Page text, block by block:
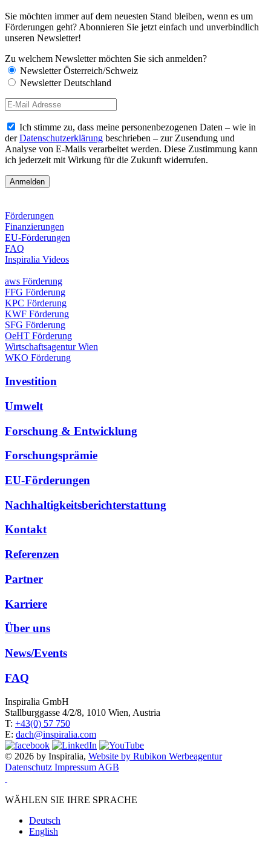
Sie möchten immer auf dem neuesten Stand bleiben, wenn es um
Förderungen geht? Abonnieren Sie jetzt einfach und unverbindlich
unseren Newsletter!
Zu welchem Newsletter möchten Sie sich anmelden?
Newsletter Österreich/Schweiz
Newsletter Deutschland
Ich stimme zu, dass meine personenbezogenen Daten – wie in
derDatenschutzerklärung beschrieben – zur Zusendung und
Analyse von E-Mails verarbeitet werden. Diese Zustimmung kann
ich jederzeit mit Wirkung für die Zukunft widerrufen.
Förderungen
Finanzierungen
EU-Förderungen
FAQ
Inspiralia Videos
aws Förderung
FFG Förderung
KPC Förderung
KWF Förderung
SFG Förderung
OeHT Förderung
Wirtschaftsagentur Wien
WKO Förderung
Investition
Umwelt
Forschung & Entwicklung
Forschungsprämie
EU-Förderungen
Nachhaltigkeitsberichterstattung
Kontakt
Referenzen
Partner
Karriere
Über uns
News/Events
FAQ
Inspiralia GmbH
Stallburggasse 4/2/8, 1010 Wien, Austria
T: +43(0) 57 750
E: dach@inspiralia.com
© 2026 by Inspiralia, Website by Rubikon Werbeagentur
Datenschutz Impressum AGB
WÄHLEN SIE IHRE SPRACHE
Deutsch
English